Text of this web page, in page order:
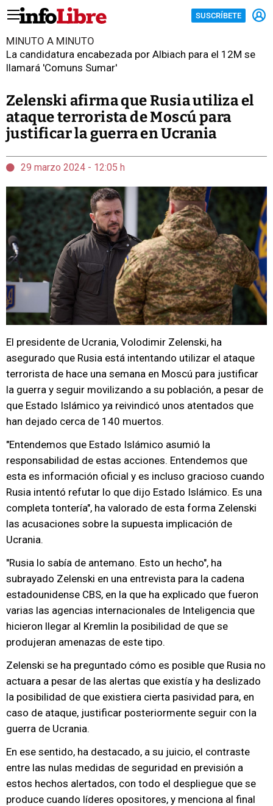
SUSCRÍBETE
MINUTO A MINUTO
La candidatura encabezada por Albiach para el 12M se
llamará 'Comuns Sumar'
Zelenski afirma que Rusia utiliza el
ataque terrorista de Moscú para
justificar la guerra en Ucrania
29 marzo 2024 - 12:05 h
El presidente de Ucrania, Volodimir Zelenski, ha
asegurado que Rusia está intentando utilizar el ataque
terrorista de hace una semana en Moscú para justificar
la guerra y seguir movilizando a su población, a pesar de
que Estado Islámico ya reivindicó unos atentados que
han dejado cerca de 140 muertos.
"Entendemos que Estado Islámico asumió la
responsabilidad de estas acciones. Entendemos que
esta es información oficial y es incluso gracioso cuando
Rusia intentó refutar lo que dijo Estado Islámico. Es una
completa tontería", ha valorado de esta forma Zelenski
las acusaciones sobre la supuesta implicación de
Ucrania.
"Rusia lo sabía de antemano. Esto un hecho", ha
subrayado Zelenski en una entrevista para la cadena
estadounidense CBS, en la que ha explicado que fueron
varias las agencias internacionales de Inteligencia que
hicieron llegar al Kremlin la posibilidad de que se
produjeran amenazas de este tipo.
Zelenski se ha preguntado cómo es posible que Rusia no
actuara a pesar de las alertas que existía y ha deslizado
la posibilidad de que existiera cierta pasividad para, en
caso de ataque, justificar posteriormente seguir con la
guerra de Ucrania.
En ese sentido, ha destacado, a su juicio, el contraste
entre las nulas medidas de seguridad en previsión a
estos hechos alertados, con todo el despliegue que se
produce cuando líderes opositores, y menciona al final